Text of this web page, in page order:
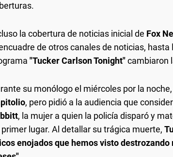
la cobertura de noticias inicial de Fox
de otros canales de noticias,
"Tucker Carlson Tonight"cambiaron
su monólogo el miércoles por la noche,
, pero pidió a la audiencia que
, la mujer a quien la policía disparó y
lugar. Al detallar su trágica muerte,
enojados que hemos visto